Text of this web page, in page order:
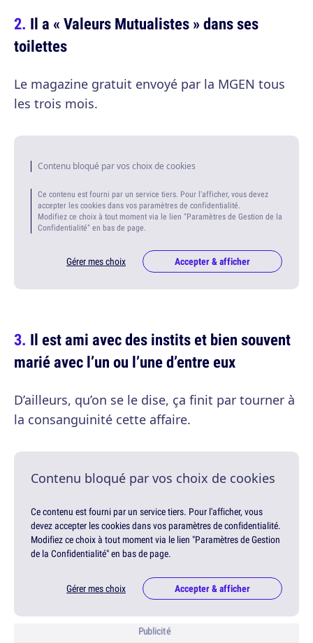
Il a « Valeurs Mutualistes » dans ses
toilettes
Le magazine gratuit envoyé par la MGEN tous
les trois mois.
Contenu bloqué par vos choix de cookies
Ce contenu est fourni par un service tiers. Pour l'afficher, vous devez
accepter les cookies dans vos paramètres de confidentialité.
Modifiez ce choix à tout moment via le lien "Paramètres de Gestion de la
Confidentialité" en bas de page.
Gérer mes choix Accepter & afficher
Il est ami avec des instits et bien souvent
marié avec l’un ou l’une d’entre eux
D’ailleurs, qu’on se le dise, ça finit par tourner à
la consanguinité cette affaire.
Contenu bloqué par vos choix de cookies
Ce contenu est fourni par un service tiers. Pour l'afficher, vous
devez accepter les cookies dans vos paramètres de confidentialité.
Modifiez ce choix à tout moment via le lien "Paramètres de Gestion
de la Confidentialité" en bas de page.
Gérer mes choix Accepter & afficher
Publicité